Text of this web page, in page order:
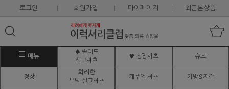
로그인 회원가입 마이페이지 최근본상품
메뉴
♠ 솔리드
실크셔츠
♥ 정장셔츠 슈즈
정장
화려한
무늬 실크셔츠
캐주얼 셔츠 가방&지갑